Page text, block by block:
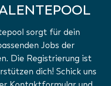
sorgt für dein
Jobs der
Die Registrierung ist
dich! Schick uns